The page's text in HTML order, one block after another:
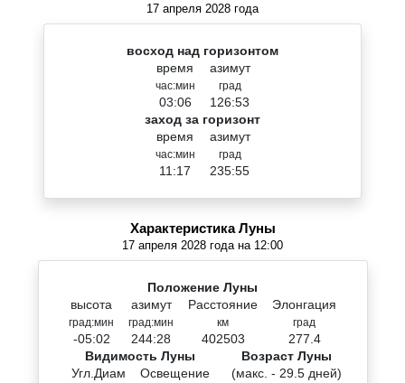
17 апреля 2028 года
восход над горизонтом
время
час:мин
03:06
азимут
град
126:53
заход за горизонт
время
час:мин
11:17
азимут
град
235:55
Характеристика Луны
17 апреля 2028 года на 12:00
Положение Луны
высота
град:мин
-05:02
азимут
град:мин
244:28
Расстояние
км
402503
Элонгация
град
277.4
Видимость Луны
Угл.Диам
Освещение
Возраст Луны
(макс. - 29.5 дней)